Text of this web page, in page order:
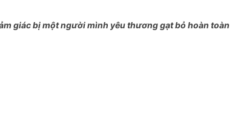
giác bị một người mình yêu thương gạt bỏ hoàn toàn